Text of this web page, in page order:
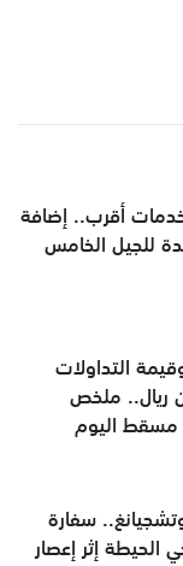
أقرب.. إضافة
للجيل الخامس
التداولات
مليون ريال.. ملخص
مسقط اليوم
سفارة
الحيطة إثر إعصار